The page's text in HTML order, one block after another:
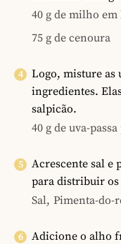
40 g de milho em
75 g de cenoura
Logo, misture as
ingredientes.
salpicão.
40 g de uva-
Acrescente sal e
para distribuir os
Sal, Pimenta-do-
Adicione o alho